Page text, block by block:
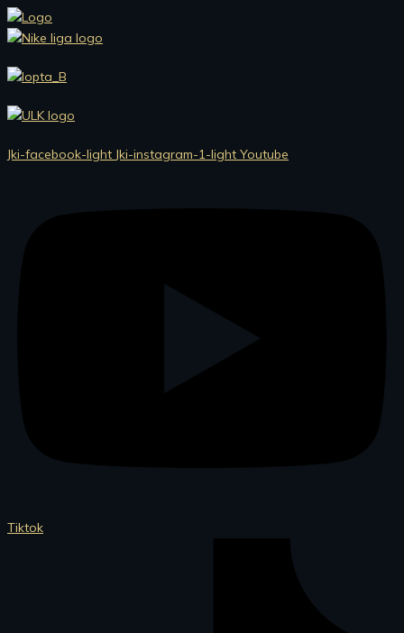
Preskočiť
na
Jki-facebook-light Jki-instagram-1-light Youtube
Tiktok